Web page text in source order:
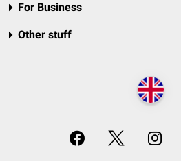
For Business
Other stuff